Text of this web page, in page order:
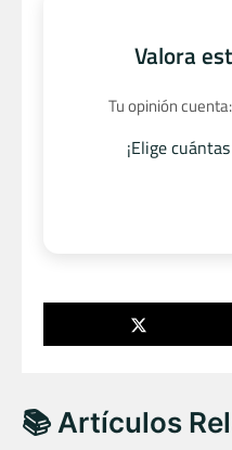
Valora
Tu opinión
¡Elige
📚 Artículos